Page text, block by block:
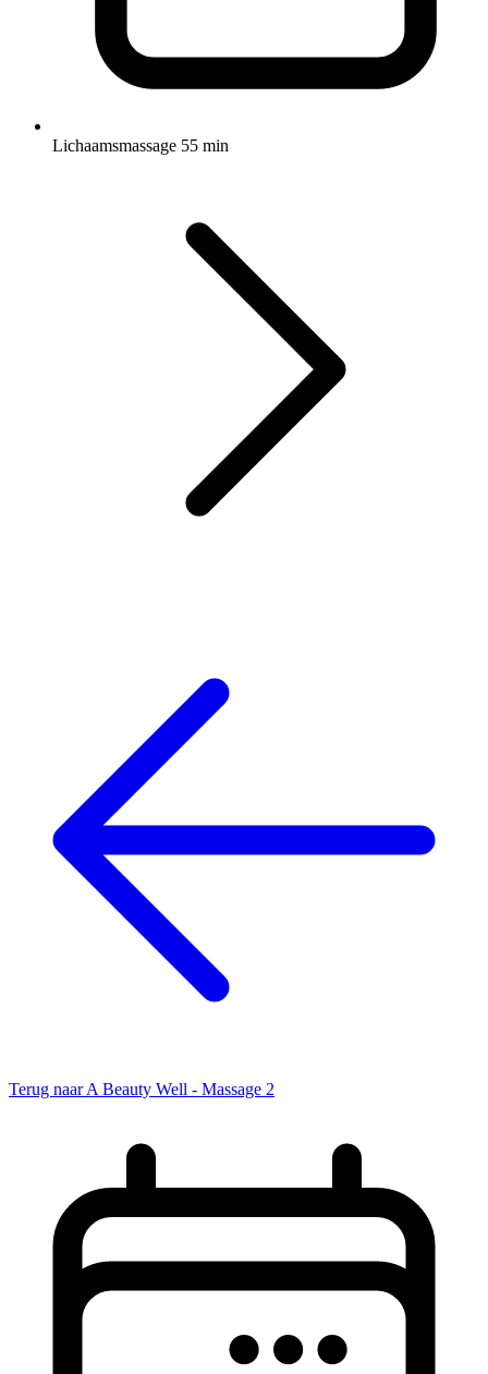
Lichaamsmassage 55 min
Terug naar A Beauty Well - Massage 2